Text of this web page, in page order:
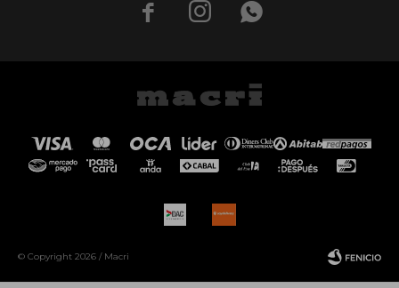
  
© Copyright 2026 / Macri